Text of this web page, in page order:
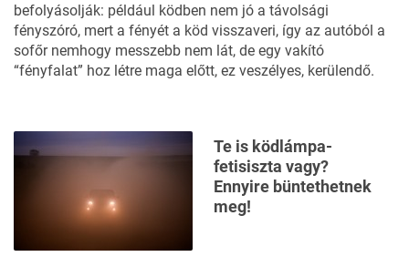
befolyásolják: például ködben nem jó a távolsági
fényszóró, mert a fényét a köd visszaveri, így az autóból a
sofőr nemhogy messzebb nem lát, de egy vakító
“fényfalat” hoz létre maga előtt, ez veszélyes, kerülendő.
Te is ködlámpa-
fetisiszta vagy?
Ennyire büntethetnek
meg!